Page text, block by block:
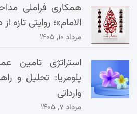
همکاری فراملی
الامام»؛ روایتی تازه
مرداد ۱۰, ۱۴۰۵
استراتژی تامین
پلومریا: تحلیل و
وارداتی
مرداد ۷, ۱۴۰۵